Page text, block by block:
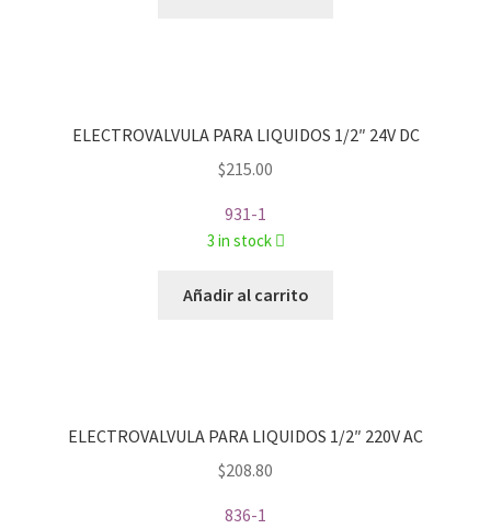
ELECTROVALVULA PARA LIQUIDOS 1/2″ 24V DC
$215.00
931-1
3 in stock
Añadir al carrito
ELECTROVALVULA PARA LIQUIDOS 1/2″ 220V AC
$208.80
836-1